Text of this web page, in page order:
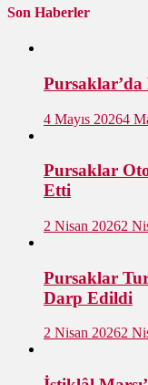
Son Haberler
Pursaklar’da
4 Mayıs 20264
Pursaklar
Etti
2 Nisan 20262
Pursaklar
Darp Edildi
2 Nisan 20262